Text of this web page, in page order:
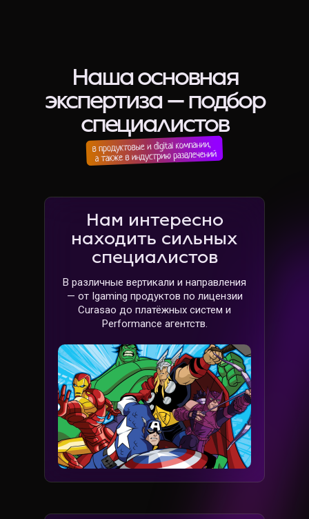
Наша основная
экспертиза — подбор
специалистов
В различные вертикали и направления
— от Igaming продуктов по лицензии
Curasao до платёжных систем и
Performance агентств.
Нам интересно
находить сильных
специалистов